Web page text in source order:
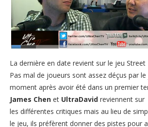
La dernière en date revient sur le jeu Street
Pas mal de joueurs sont assez déçus par le
moment après avoir été dans un premier
James Chen et UltraDavid reviennent sur
les différentes critiques mais au lieu de
le jeu, ils préfèrent donner des pistes pour